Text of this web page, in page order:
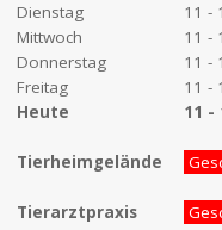
Dienstag
Mittwoch
Donnerstag
Freitag
Heute
11 -
11 -
11 -
11 -
11 -
Tierheimgelände
Tierarztpraxis